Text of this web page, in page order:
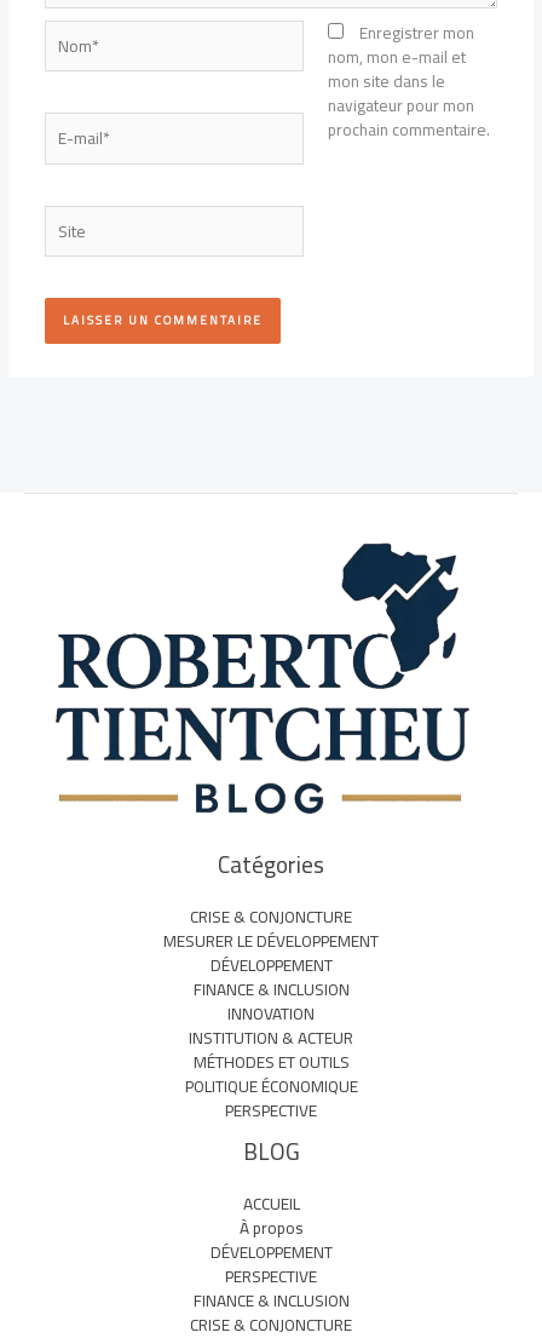
Nom*
E-
mail*
Site
Enregistrer mon
nom, mon e-mail et
mon site dans le
navigateur pour mon
prochain commentaire.
Catégories
CRISE & CONJONCTURE
MESURER LE DÉVELOPPEMENT
DÉVELOPPEMENT
FINANCE & INCLUSION
INNOVATION
INSTITUTION & ACTEUR
MÉTHODES ET OUTILS
POLITIQUE ÉCONOMIQUE
PERSPECTIVE
BLOG
ACCUEIL
À propos
DÉVELOPPEMENT
PERSPECTIVE
FINANCE & INCLUSION
CRISE & CONJONCTURE